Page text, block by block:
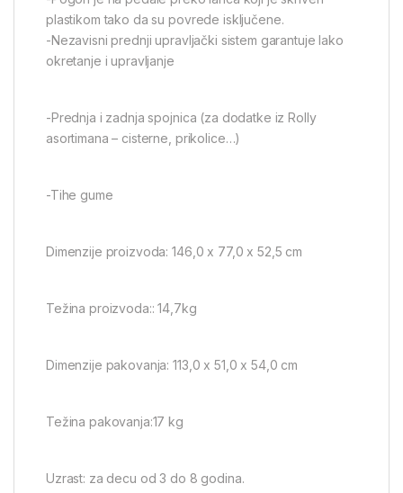
plastikom tako da su povrede isključene.
-Nezavisni prednji upravljački sistem garantuje lako
okretanje i upravljanje
-Prednja i zadnja spojnica (za dodatke iz Rolly
asortimana – cisterne, prikolice…)
-Tihe gume
Dimenzije proizvoda: 146,0 x 77,0 x 52,5 cm
Težina proizvoda:: 14,7kg
Dimenzije pakovanja: 113,0 x 51,0 x 54,0 cm
Težina pakovanja:17 kg
Uzrast: za decu od 3 do 8 godina.